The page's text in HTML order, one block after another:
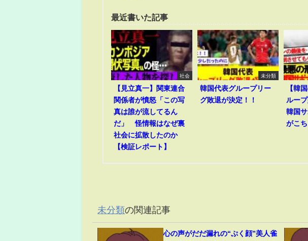
最近書いた記事
社会
【見立真一】関東連合
関係者が憤怒「この写
真は誰が流してるん
だ」 怪情報はなぜ裏
社会に拡散したのか
【検証レポート】
未分類
韓国代表グループリー
グ敗退が決定！！
【韓
ルー
韓国
がこ
未分類の関連記事
心の声がだだ漏れの“ぷく顔”美人雀